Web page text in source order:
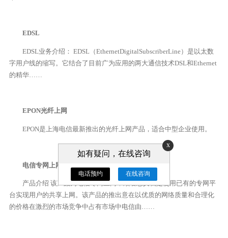
EDSL
EDSL业务介绍： EDSL（EthernetDigitalSubscriberLine）是以太数
字用户线的缩写。它结合了目前广为应用的两大通信技术DSL和Ethernet
的精华……
EPON光纤上网
EPON是上海电信最新推出的光纤上网产品，适合中型企业使用。
电信专网上网
产品介绍 该产品为电信专网上网，顾名思义就是使用已有的专网平
台实现用户的共享上网。该产品的推出意在以优质的网络质量和合理化
的价格在激烈的市场竞争中占有市场中电信由……
x
如有疑问，在线咨询
电话预约 在线咨询